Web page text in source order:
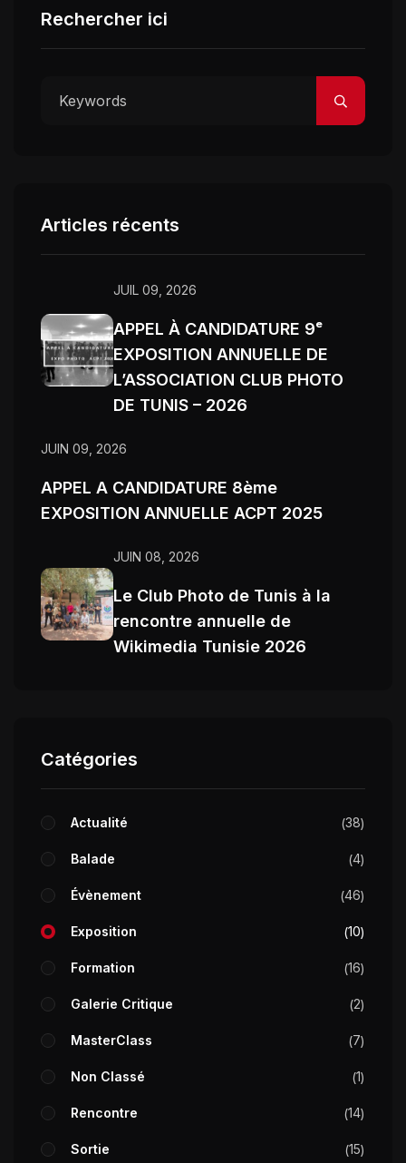
Rechercher ici
Articles récents
JUIL 09, 2026
APPEL À CANDIDATURE 9ᵉ
EXPOSITION ANNUELLE DE
L’ASSOCIATION CLUB PHOTO
DE TUNIS – 2026
JUIN 09, 2026
APPEL A CANDIDATURE 8ème
EXPOSITION ANNUELLE ACPT 2025
JUIN 08, 2026
Le Club Photo de Tunis à la
rencontre annuelle de
Wikimedia Tunisie 2026
Catégories
Actualité 38
Balade 4
Évènement 46
Exposition 10
Formation 16
Galerie Critique 2
MasterClass 7
Non Classé 1
Rencontre 14
Sortie 15